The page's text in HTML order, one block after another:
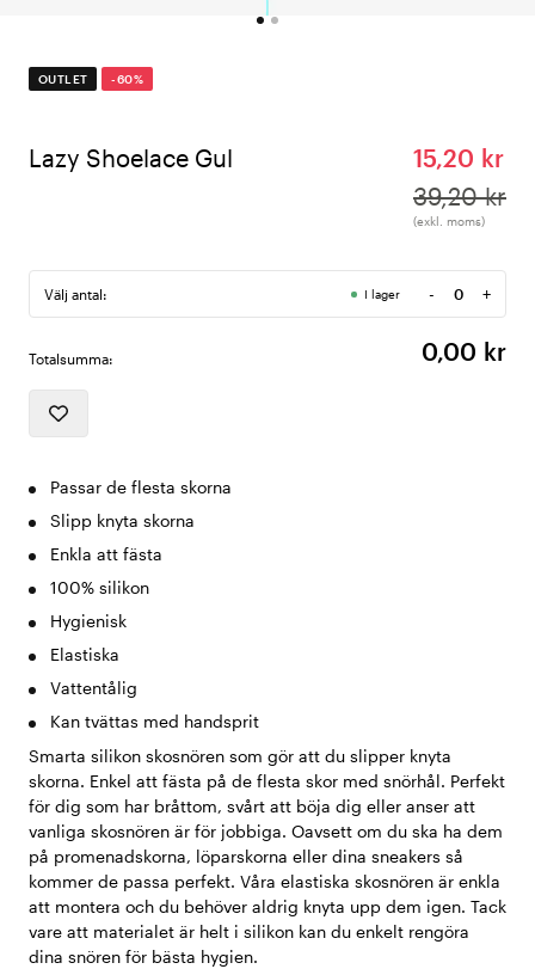
OUTLET -60%
Lazy Shoelace Gul
15,20 kr
39,20 kr
(exkl. moms)
Välj antal: I lager -
Antal
+
Totalsumma: 0,00 kr
Passar de flesta skorna
Slipp knyta skorna
Enkla att fästa
100% silikon
Hygienisk
Elastiska
Vattentålig
Kan tvättas med handsprit
Smarta silikon skosnören som gör att du slipper knyta
skorna. Enkel att fästa på de flesta skor med snörhål. Perfekt
för dig som har bråttom, svårt att böja dig eller anser att
vanliga skosnören är för jobbiga. Oavsett om du ska ha dem
på promenadskorna, löparskorna eller dina sneakers så
kommer de passa perfekt. Våra elastiska skosnören är enkla
att montera och du behöver aldrig knyta upp dem igen. Tack
vare att materialet är helt i silikon kan du enkelt rengöra
dina snören för bästa hygien.